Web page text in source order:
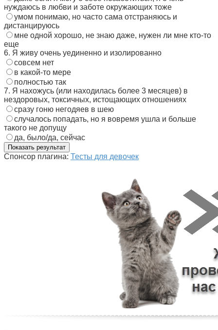
нуждаюсь в любви и заботе окружающих тоже
умом понимаю, но часто сама отстраняюсь и
дистанцируюсь
мне одной хорошо, не знаю даже, нужен ли мне кто-то
еще
6. Я живу очень уединенно и изолированно
совсем нет
в какой-то мере
полностью так
7. Я нахожусь (или находилась более 3 месяцев) в
нездоровых, токсичных, истощающих отношениях
сразу гоню негодяев в шею
случалось попадать, но я вовремя ушла и больше
такого не допущу
да, было/да, сейчас
Спонсор плагина: Тесты для девочек